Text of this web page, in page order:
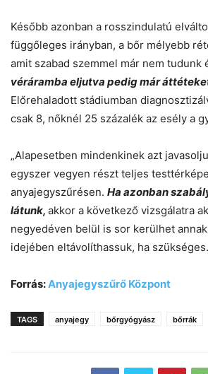
Később azonban a rosszindulatú
függőleges irányban, a bőr mélyebb
amit szabad szemmel már nem tudunk
véráramba eljutva pedig már
Előrehaladott stádiumban
csak 8, nőknél 25 százalék az esély a
„Alapesetben mindenkinek azt
egyszer vegyen részt teljes
anyajegyszűrésen. Ha azonban
látunk, akkor a következő vizsgálatra
negyedéven belül is sor kerülhet
idejében eltávolíthassuk, ha
Forrás:Anyajegyszűrő Központ
TAGS anyajegy bőrgyógyász bőrrák